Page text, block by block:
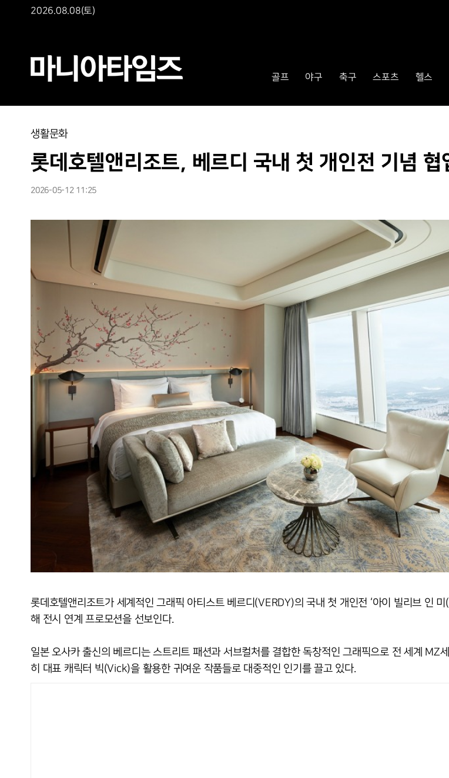
2026.08.08(토)
골프 야구 축구 스포츠 헬스
생활문화
롯데호텔앤리조트, 베르디 국내 첫 개인전 기념 협
2026-05-12 11:25
롯데호텔앤리조트가 세계적인 그래픽 아티스트 베르디(VERDY)의 국내 첫 개인전 ‘아이 빌리브 인
해 전시 연계 프로모션을 선보인다.
일본 오사카 출신의 베르디는 스트리트 패션과 서브컬처를 결합한 독창적인 그래픽으로 전 세계 MZ
히 대표 캐릭터 빅(Vick)을 활용한 귀여운 작품들로 대중적인 인기를 끌고 있다.